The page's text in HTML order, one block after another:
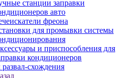
станции заправки
авто
фреона
для промывки системы
и приспособления для
кондиционеров
схождения